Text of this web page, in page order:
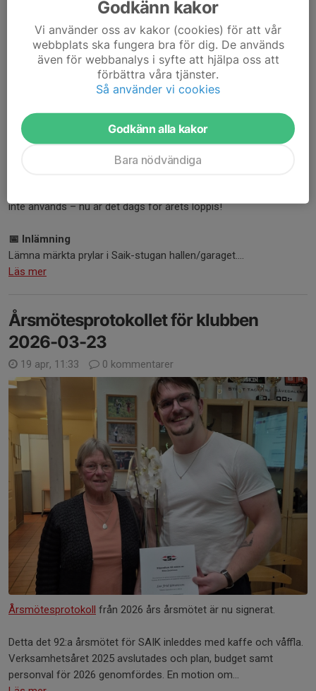
inte används – nu är det dags för årets loppis!
📅 Inlämning
Lämna märkta prylar i Saik-stugan hallen/garaget....
Läs mer
Årsmötesprotokollet för klubben
2026-03-23
19 apr, 11:33 0 kommentarer
Årsmötesprotokoll från 2026 års årsmötet är nu signerat.
Detta det 92:a årsmötet för SAIK inleddes med kaffe och våffla.
Verksamhetsåret 2025 avslutades och plan, budget samt
personval för 2026 genomfördes. En motion om...
Godkänn kakor
Vi använder oss av kakor (cookies) för att vår
webbplats ska fungera bra för dig. De används
även för webbanalys i syfte att hjälpa oss att
förbättra våra tjänster.
Så använder vi cookies
Godkänn alla kakor
Bara nödvändiga